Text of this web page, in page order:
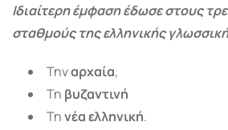
Ιδιαίτερη έμφαση έδωσε στους
σταθμούς της ελληνικής
Τηναρχαία,
Τη βυζαντινή
Τηνέα ελληνική.